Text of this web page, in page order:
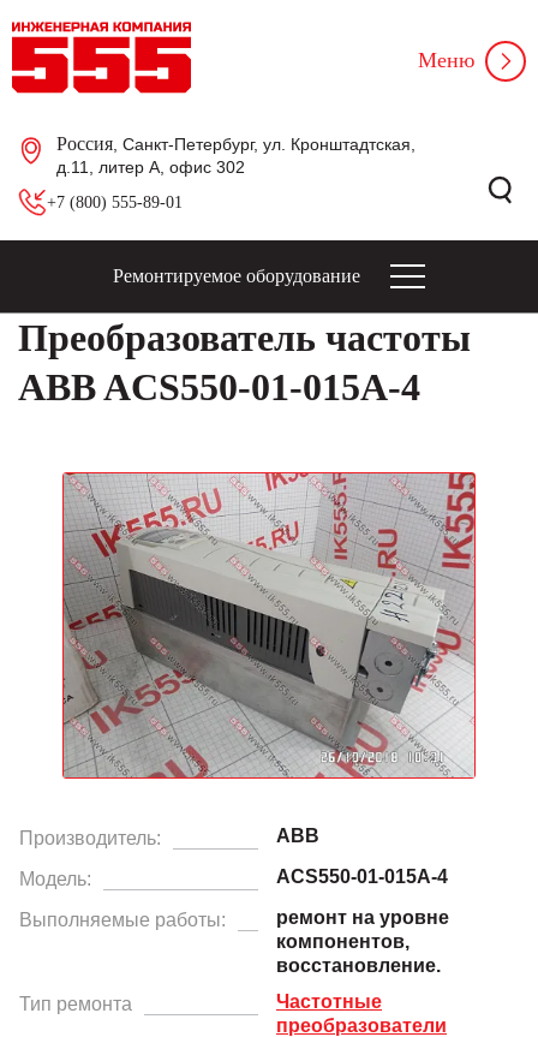
Россия , Санкт-Петербург, ул. Кронштадтская,
д.11, литер А, офис 302
+7 (800) 555-89-01
Меню
Ремонтируемое оборудование
Преобразователь частоты
ABB ACS550-01-015A-4
Производитель: ABB
Модель: ACS550-01-015A-4
Выполняемые работы:
ремонт на уровне
компонентов,
восстановление.
Тип ремонта
Частотные
преобразователи